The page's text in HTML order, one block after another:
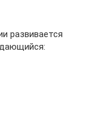
развивается